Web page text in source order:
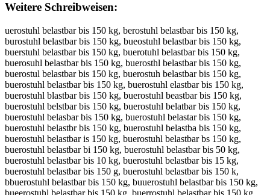
Weitere Schreibweisen:
uerostuhl belastbar bis 150 kg, berostuhl belastbar bis 150 kg, burostuhl belastbar bis 150 kg, bueostuhl belastbar bis 150 kg, buerstuhl belastbar bis 150 kg, buerotuhl belastbar bis 150 kg, buerosuhl belastbar bis 150 kg, buerosthl belastbar bis 150 kg, buerostul belastbar bis 150 kg, buerostuh belastbar bis 150 kg, buerostuhl belastbar bis 150 kg, buerostuhl elastbar bis 150 kg, buerostuhl blastbar bis 150 kg, buerostuhl beastbar bis 150 kg, buerostuhl belstbar bis 150 kg, buerostuhl belatbar bis 150 kg, buerostuhl belasbar bis 150 kg, buerostuhl belastar bis 150 kg, buerostuhl belastbr bis 150 kg, buerostuhl belastba bis 150 kg, buerostuhl belastbar is 150 kg, buerostuhl belastbar bs 150 kg, buerostuhl belastbar bi 150 kg, buerostuhl belastbar bis 50 kg, buerostuhl belastbar bis 10 kg, buerostuhl belastbar bis 15 kg, buerostuhl belastbar bis 150 g, buerostuhl belastbar bis 150 k, bbuerostuhl belastbar bis 150 kg, buuerostuhl belastbar bis 150 kg, bueerostuhl belastbar bis 150 kg, buerrostuhl belastbar bis 150 kg, bueroostuhl belastbar bis 150 kg, buerosstuhl belastbar bis 150 kg, buerosttuhl belastbar bis 150 kg, buerostuuhl belastbar bis 150 kg, buerostuhhl belastbar bis 150 kg, buerostuhll belastbar bis 150 kg, buerostuhl bbelastbar bis 150 kg, buerostuhl beelastbar bis 150 kg, buerostuhl bellastbar bis 150 kg, buerostuhl belaastbar bis 150 kg, buerostuhl belasstbar bis 150 kg, buerostuhl belasttbar bis 150 kg, buerostuhl belastbbar bis 150 kg, buerostuhl belastbaar bis 150 kg, buerostuhl belastbarr bis 150 kg, buerostuhl belastbar bbis 150 kg, buerostuhl belastbar biis 150 kg, buerostuhl belastbar biss 150 kg, buerostuhl belastbar bis 1150 kg, buerostuhl belastbar bis 1550 kg, buerostuhl belastbar bis 1500 kg, buerostuhl belastbar bis 150 kkg, buerostuhl belastbar bis 150 kgg, uberostuhl belastbar bis 150 kg, beurostuhl belastbar bis 150 kg, bureostuhl belastbar bis 150 kg, bueorstuhl belastbar bis 150 kg, buersotuhl belastbar bis 150 kg, buerotsuhl belastbar bis 150 kg, buerosuthl belastbar bis 150 kg, buerosthul belastbar bis 150 kg, buerostulh belastbar bis 150 kg, buerostuh lbelastbar bis 150 kg, buerostuhlb elastbar bis 150 kg, buerostuhl eblastbar bis 150 kg, buerostuhl bleastbar bis 150 kg, buerostuhl bealstbar bis 150 kg, buerostuhl belsatbar bis 150 kg, buerostuhl belatsbar bis 150 kg, buerostuhl belasbtar bis 150 kg, buerostuhl belastabr bis 150 kg, buerostuhl belastbra bis 150 kg, buerostuhl belastba rbis 150 kg, buerostuhl belastbarb is 150 kg, buerostuhl belastbar ibs 150 kg, buerostuhl belastbar bsi 150 kg, buerostuhl belastbar bi s150 kg, buerostuhl belastbar bis1 50 kg, buerostuhl belastbar bis 510 kg, buerostuhl belastbar bis 105 kg, buerostuhl belastbar bis 15 0kg, buerostuhl belastbar bis 150k g, buerostuhl belastbar bis 150 gk, buerostuhlbelastbar bis 150 kg, buerostuhl belastbarbis 150 kg, buerostuhl belastbar bis150 kg, buerostuhl belastbar bis 150kg, uerostuhl belastbar bis 150 kg, vuerostuhl belastbar bis 150 kg, fuerostuhl belastbar bis 150 kg, guerostuhl belastbar bis 150 kg, huerostuhl belastbar bis 150 kg, nuerostuhl belastbar bis 150 kg, byerostuhl belastbar bis 150 kg, bherostuhl belastbar bis 150 kg, bjerostuhl belastbar bis 150 kg, bkerostuhl belastbar bis 150 kg, bierostuhl belastbar bis 150 kg, b7erostuhl belastbar bis 150 kg, b8erostuhl belastbar bis 150 kg, buwrostuhl belastbar bis 150 kg, busrostuhl belastbar bis 150 kg, budrostuhl belastbar bis 150 kg, bufrostuhl belastbar bis 150 kg, burrostuhl belastbar bis 150 kg, bu3rostuhl belastbar bis 150 kg, bu4rostuhl belastbar bis 150 kg, bueeostuhl belastbar bis 150 kg, buedostuhl belastbar bis 150 kg, buefostuhl belastbar bis 150 kg, buegostuhl belastbar bis 150 kg, buetostuhl belastbar bis 150 kg, bue4ostuhl belastbar bis 150 kg, bue5ostuhl belastbar bis 150 kg, bueristuhl belastbar bis 150 kg, buerkstuhl belastbar bis 150 kg, buerlstuhl belastbar bis 150 kg, buerpstuhl belastbar bis 150 kg, buer9stuhl belastbar bis 150 kg, buer0stuhl belastbar bis 150 kg, bueroqtuhl belastbar bis 150 kg, buerowtuhl belastbar bis 150 kg, bueroetuhl belastbar bis 150 kg, bueroztuhl belastbar bis 150 kg, bueroxtuhl belastbar bis 150 kg, bueroctuhl belastbar bis 150 kg, buerosruhl belastbar bis 150 kg, buerosfuhl belastbar bis 150 kg, buerosguhl belastbar bis 150 kg, bueroshuhl belastbar bis 150 kg, buerosyuhl belastbar bis 150 kg, bueros5uhl belastbar bis 150 kg, bueros6uhl belastbar bis 150 kg, buerostyhl belastbar bis 150 kg, buerosthhl belastbar bis 150 kg, buerostjhl belastbar bis 150 kg, buerostkhl belastbar bis 150 kg, buerostihl belastbar bis 150 kg, buerost7hl belastbar bis 150 kg, buerost8hl belastbar bis 150 kg, buerostubl belastbar bis 150 kg, buerostugl belastbar bis 150 kg, buerostutl belastbar bis 150 kg, buerostuyl belastbar bis 150 kg, buerostuul belastbar bis 150 kg, buerostujl belastbar bis 150 kg, buerostuml belastbar bis 150 kg, buerostunl belastbar bis 150 kg, buerostuhp belastbar bis 150 kg, buerostuho belastbar bis 150 kg, buerostuhi belastbar bis 150 kg, buerostuhk belastbar bis 150 kg, buerostuhm belastbar bis 150 kg, buerostuhl elastbar bis 150 kg, buerostuhl velastbar bis 150 kg, buerostuhl felastbar bis 150 kg, buerostuhl gelastbar bis 150 kg, buerostuhl helastbar bis 150 kg, buerostuhl nelastbar bis 150 kg, buerostuhl bwlastbar bis 150 kg, buerostuhl bslastbar bis 150 kg, buerostuhl bdlastbar bis 150 kg, buerostuhl bflastbar bis 150 kg, buerostuhl brlastbar bis 150 kg, buerostuhl b3lastbar bis 150 kg, buerostuhl b4lastbar bis 150 kg, buerostuhl bepastbar bis 150 kg, buerostuhl beoastbar bis 150 kg, buerostuhl beiastbar bis 150 kg, buerostuhl bekastbar bis 150 kg, buerostuhl bemastbar bis 150 kg, buerostuhl belqstbar bis 150 kg, buerostuhl belwstbar bis 150 kg, buerostuhl belzstbar bis 150 kg, buerostuhl belxstbar bis 150 kg, buerostuhl belaqtbar bis 150 kg, buerostuhl belawtbar bis 150 kg, buerostuhl belaetbar bis 150 kg, buerostuhl belaztbar bis 150 kg, buerostuhl belaxtbar bis 150 kg, buerostuhl belactbar bis 150 kg, buerostuhl belasrbar bis 150 kg, buerostuhl belasfbar bis 150 kg, buerostuhl belasgbar bis 150 kg, buerostuhl belashbar bis 150 kg, buerostuhl belasybar bis 150 kg, buerostuhl belas5bar bis 150 kg, buerostuhl belas6bar bis 150 kg, buerostuhl belast ar bis 150 kg, buerostuhl belastvar bis 150 kg, buerostuhl belastfar bis 150 kg, buerostuhl belastgar bis 150 kg, buerostuhl belasthar bis 150 kg, buerostuhl belastnar bis 150 kg, buerostuhl belastbqr bis 150 kg, buerostuhl belastbwr bis 150 kg, buerostuhl belastbzr bis 150 kg, buerostuhl belastbxr bis 150 kg, buerostuhl belastbae bis 150 kg, buerostuhl belastbad bis 150 kg, buerostuhl belastbaf bis 150 kg, buerostuhl belastbag bis 150 kg, buerostuhl belastbat bis 150 kg, buerostuhl belastba4 bis 150 kg, buerostuhl belastba5 bis 150 kg, buerostuhl belastbar is 150 kg, buerostuhl belastbar vis 150 kg, buerostuhl belastbar fis 150 kg, buerostuhl belastbar gis 150 kg, buerostuhl belastbar his 150 kg, buerostuhl belastbar nis 150 kg, buerostuhl belastbar bus 150 kg, buerostuhl belastbar bjs 150 kg, buerostuhl belastbar bks 150 kg, buerostuhl belastbar bls 150 kg, buerostuhl belastbar bos 150 kg, buerostuhl belastbar b8s 150 kg, buerostuhl belastbar b9s 150 kg, buerostuhl belastbar biq 150 kg, buerostuhl belastbar biw 150 kg, buerostuhl belastbar bie 150 kg, buerostuhl belastbar biz 150 kg, buerostuhl belastbar bix 150 kg, buerostuhl belastbar bic 150 kg, buerostuhl belastbar bis q50 kg, buerostuhl belastbar bis w50 kg, buerostuhl belastbar bis 1r0 kg, buerostuhl belastbar bis 1t0 kg, buerostuhl belastbar bis 1y0 kg, buerostuhl belastbar bis 15o kg, buerostuhl belastbar bis 15p kg, buerostuhl belastbar bis 150 ug, buerostuhl belastbar bis 150 jg, buerostuhl belastbar bis 150 mg, buerostuhl belastbar bis 150 lg, buerostuhl belastbar bis 150 og, buerostuhl belastbar bis 150 kr, buerostuhl belastbar bis 150 kf, buerostuhl belastbar bis 150 kv, buerostuhl belastbar bis 150 kt, buerostuhl belastbar bis 150 kb, buerostuhl belastbar bis 150 ky, buerostuhl belastbar bis 150 kh, buerostuhl belastbar bis 150 kn, buerostuhl belastbar bis 150 kg, b uerostuhl belastbar bis 150 kg, vbuerostuhl belastbar bis 150 kg, bvuerostuhl belastbar bis 150 kg, fbuerostuhl belastbar bis 150 kg, bfuerostuhl belastbar bis 150 kg, gbuerostuhl belastbar bis 150 kg, bguerostuhl belastbar bis 150 kg, hbuerostuhl belastbar bis 150 kg, bhuerostuhl belastbar bis 150 kg, nbuerostuhl belastbar bis 150 kg, bnuerostuhl belastbar bis 150 kg, byuerostuhl belastbar bis 150 kg, buyerostuhl belastbar bis 150 kg, buherostuhl belastbar bis 150 kg, bjuerostuhl belastbar bis 150 kg, bujerostuhl belastbar bis 150 kg, bkuerostuhl belastbar bis 150 kg, bukerostuhl belastbar bis 150 kg, biuerostuhl belastbar bis 150 kg, buierostuhl belastbar bis 150 kg, b7uerostuhl belastbar bis 150 kg, bu7erostuhl belastbar bis 150 kg, b8uerostuhl belastbar bis 150 kg, bu8erostuhl belastbar bis 150 kg, buwerostuhl belastbar bis 150 kg, buewrostuhl belastbar bis 150 kg, buserostuhl belastbar bis 150 kg, buesrostuhl belastbar bis 150 kg, buderostuhl belastbar bis 150 kg, buedrostuhl belastbar bis 150 kg, buferostuhl belastbar bis 150 kg, buefrostuhl belastbar bis 150 kg, burerostuhl belastbar bis 150 kg, bu3erostuhl belastbar bis 150 kg, bue3rostuhl belastbar bis 150 kg, bu4erostuhl belastbar bis 150 kg, bue4rostuhl belastbar bis 150 kg, buereostuhl belastbar bis 150 kg, buerdostuhl belastbar bis 150 kg, buerfostuhl belastbar bis 150 kg, buegrostuhl belastbar bis 150 kg, buergostuhl belastbar bis 150 kg, buetrostuhl belastbar bis 150 kg, buertostuhl belastbar bis 150 kg, buer4ostuhl belastbar bis 150 kg, bue5rostuhl belastbar bis 150 kg, buer5ostuhl belastbar bis 150 kg, bueriostuhl belastbar bis 150 kg, bueroistuhl belastbar bis 150 kg, buerkostuhl belastbar bis 150 kg, buerokstuhl belastbar bis 150 kg, buerlostuhl belastbar bis 150 kg, buerolstuhl belastbar bis 150 kg, buerpostuhl belastbar bis 150 kg, bueropstuhl bel